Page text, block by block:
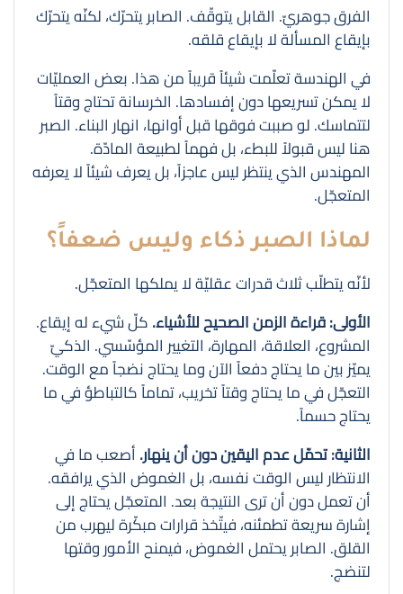
الفرق جوهريّ. القابل يتوقّف. الصابر يتحرّك، لكنّه يتحرّك
بإيقاع المسألة لا بإيقاع قلقه.
في الهندسة تعلّمت شيئاً قريباً من هذا. بعض العمليّات
لا يمكن تسريعها دون إفسادها. الخرسانة تحتاج وقتاً
لتتماسك. لو صببت فوقها قبل أوانها، انهار البناء. الصبر
هنا ليس قبولاً للبطء، بل فهماً لطبيعة المادّة.
المهندس الذي ينتظر ليس عاجزاً، بل يعرف شيئاً لا يعرفه
المتعجّل.
لماذا الصبر ذكاء وليس ضعفاً؟
لأنّه يتطلّب ثلاث قدرات عقليّة لا يملكها المتعجّل.
الأولى: قراءة الزمن الصحيح للأشياء.كلّ شيء له إيقاع.
المشروع، العلاقة، المهارة، التغيير المؤسّسي. الذكيّ
يميّز بين ما يحتاج دفعاً الآن وما يحتاج نضجاً مع الوقت.
التعجّل في ما يحتاج وقتاً تخريب، تماماً كالتباطؤ في ما
يحتاج حسماً.
الثانية: تحمّل عدم اليقين دون أن ينهار.أصعب ما في
الانتظار ليس الوقت نفسه، بل الغموض الذي يرافقه.
أن تعمل دون أن ترى النتيجة بعد. المتعجّل يحتاج إلى
إشارة سريعة تطمئنه، فيتّخذ قرارات مبكّرة ليهرب من
القلق. الصابر يحتمل الغموض، فيمنح الأمور وقتها
لتنضج.